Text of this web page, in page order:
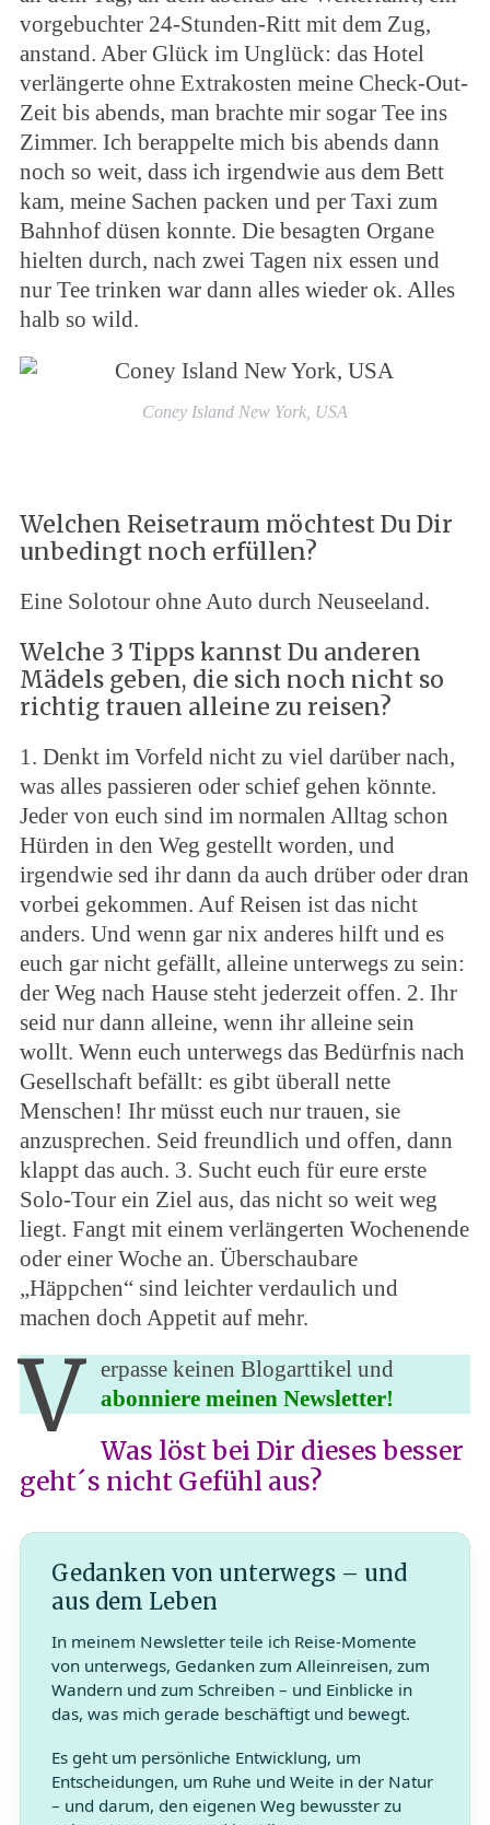
vorgebuchter 24-Stunden-Ritt mit dem Zug,
anstand. Aber Glück im Unglück: das Hotel
verlängerte ohne Extrakosten meine Check-Out-
Zeit bis abends, man brachte mir sogar Tee ins
Zimmer. Ich berappelte mich bis abends dann
noch so weit, dass ich irgendwie aus dem Bett
kam, meine Sachen packen und per Taxi zum
Bahnhof düsen konnte. Die besagten Organe
hielten durch, nach zwei Tagen nix essen und
nur Tee trinken war dann alles wieder ok. Alles
halb so wild.
Coney Island New York, USA
Welchen Reisetraum möchtest Du Dir
unbedingt noch erfüllen?
Eine Solotour ohne Auto durch Neuseeland.
Welche 3 Tipps kannst Du anderen
Mädels geben, die sich noch nicht so
richtig trauen alleine zu reisen?
1. Denkt im Vorfeld nicht zu viel darüber nach,
was alles passieren oder schief gehen könnte.
Jeder von euch sind im normalen Alltag schon
Hürden in den Weg gestellt worden, und
irgendwie sed ihr dann da auch drüber oder dran
vorbei gekommen. Auf Reisen ist das nicht
anders. Und wenn gar nix anderes hilft und es
euch gar nicht gefällt, alleine unterwegs zu sein:
der Weg nach Hause steht jederzeit offen. 2. Ihr
seid nur dann alleine, wenn ihr alleine sein
wollt. Wenn euch unterwegs das Bedürfnis nach
Gesellschaft befällt: es gibt überall nette
Menschen! Ihr müsst euch nur trauen, sie
anzusprechen. Seid freundlich und offen, dann
klappt das auch. 3. Sucht euch für eure erste
Solo-Tour ein Ziel aus, das nicht so weit weg
liegt. Fangt mit einem verlängerten Wochenende
oder einer Woche an. Überschaubare
„Häppchen“ sind leichter verdaulich und
machen doch Appetit auf mehr.
V
erpasse keinen Blogarttikel und
abonniere meinen Newsletter!
Was löst bei Dir dieses besser
geht´s nicht Gefühl aus?
Gedanken von unterwegs – und
aus dem Leben
In meinem Newsletter teile ich Reise-Momente
von unterwegs, Gedanken zum Alleinreisen, zum
Wandern und zum Schreiben – und Einblicke in
das, was mich gerade beschäftigt und bewegt.
Es geht um persönliche Entwicklung, um
Entscheidungen, um Ruhe und Weite in der Natur
– und darum, den eigenen Weg bewusster zu